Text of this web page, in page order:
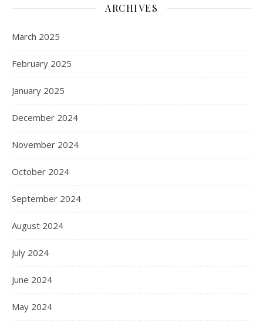
ARCHIVES
March 2025
February 2025
January 2025
December 2024
November 2024
October 2024
September 2024
August 2024
July 2024
June 2024
May 2024